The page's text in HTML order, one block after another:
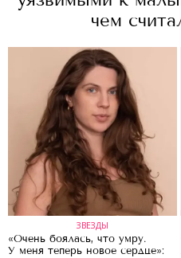
чем
ЗВЕЗДЫ
«Очень боялась, что умру.
У меня теперь новое сердце»: